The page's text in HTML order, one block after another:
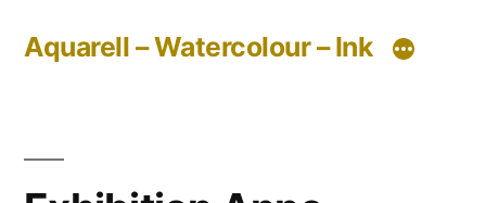
InhaltAquarell – Watercolour – Ink